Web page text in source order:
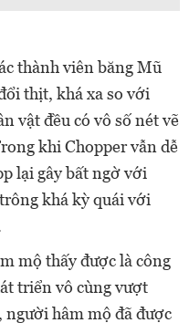
thành viên băng Mũ
thịt, khá xa so với
vật đều có vô số nét vẽ
khi Chopper vẫn dễ
lại gây bất ngờ với
khá kỳ quái với
mộ thấy được là công
triển vô cùng vượt
người hâm mộ đã được